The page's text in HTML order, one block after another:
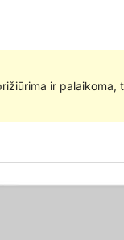
ir palaikoma,